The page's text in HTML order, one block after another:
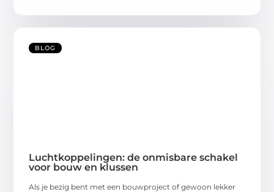
BLOG
Luchtkoppelingen: de onmisbare schakel
voor bouw en klussen
Als je bezig bent met een bouwproject of gewoon lekker